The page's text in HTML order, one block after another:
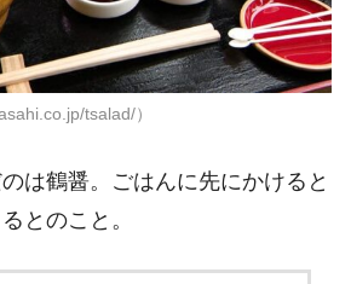
tsalad/）
は鶴醤。ごはんに先にかけると
とのこと。